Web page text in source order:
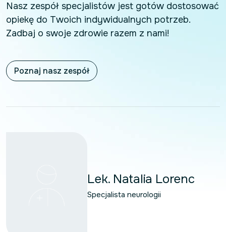
Nasz zespół specjalistów jest gotów dostosować
opiekę do Twoich indywidualnych potrzeb.
Zadbaj o swoje zdrowie razem z nami!
Poznaj nasz zespół
Lek. Natalia Lorenc
Specjalista neurologii